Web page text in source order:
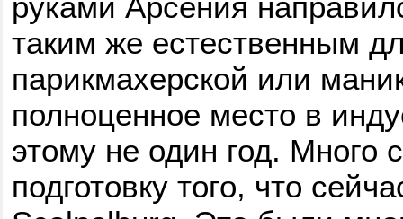
таким же естественным
парикмахерской или
полноценное место в
этому не один год. Много
подготовку того, что